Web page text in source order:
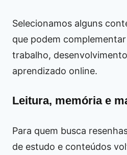
Selecionamos alguns
que podem
trabalho,
aprendizado online.
Leitura, memória e
Para quem busca
de estudo e conteúdos